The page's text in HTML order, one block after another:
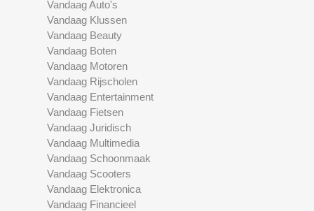
Vandaag Auto's
Vandaag Klussen
Vandaag Beauty
Vandaag Boten
Vandaag Motoren
Vandaag Rijscholen
Vandaag Entertainment
Vandaag Fietsen
Vandaag Juridisch
Vandaag Multimedia
Vandaag Schoonmaak
Vandaag Scooters
Vandaag Elektronica
Vandaag Financieel